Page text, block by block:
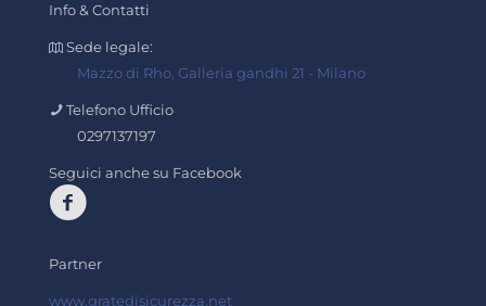
Info & Contatti
Sede legale:
Mazzo di Rho, Galleria gandhi 21 - Milano
Telefono Ufficio
0297137197
Seguici anche su Facebook
Partner
www.gratedisicurezza.net